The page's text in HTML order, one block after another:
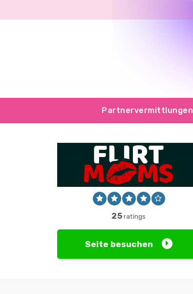
Partnervermittlungen
25ratings
Seite besuchen